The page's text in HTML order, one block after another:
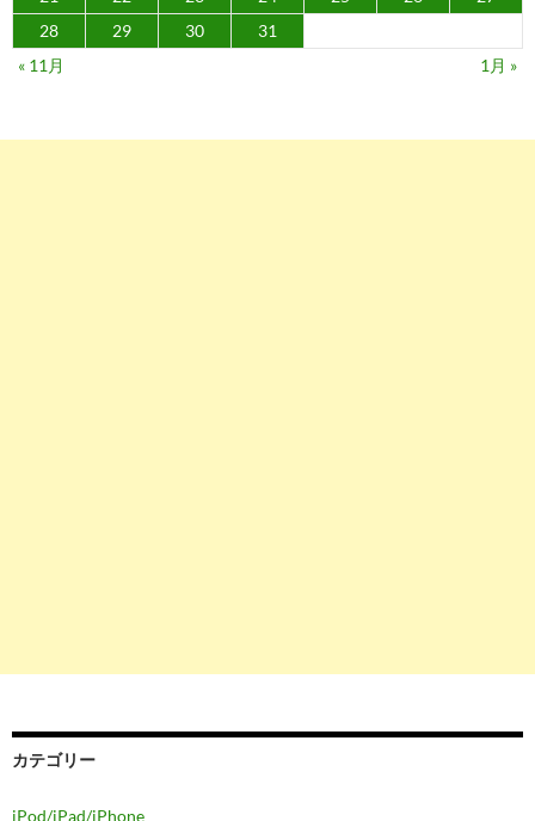
28
29 30
31
« 11月
1月 »
カテゴリー
iPod/iPad/iPhone